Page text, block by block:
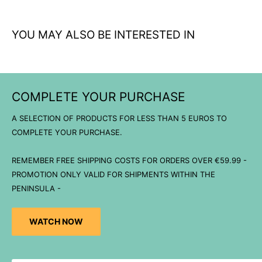
YOU MAY ALSO BE INTERESTED IN
COMPLETE YOUR PURCHASE
A SELECTION OF PRODUCTS FOR LESS THAN 5 EUROS TO
COMPLETE YOUR PURCHASE.
REMEMBER FREE SHIPPING COSTS FOR ORDERS OVER €59.99 -
PROMOTION ONLY VALID FOR SHIPMENTS WITHIN THE
PENINSULA -
WATCH NOW